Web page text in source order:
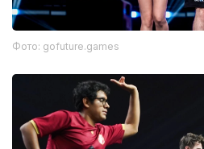
Фото: gofuture.games